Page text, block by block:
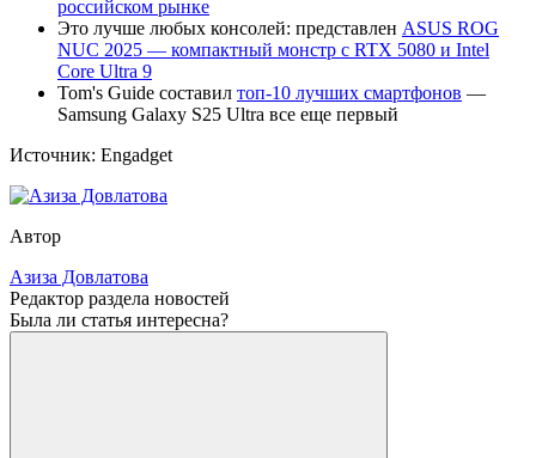
российском рынке
Это лучше любых консолей: представлен ASUS ROG
NUC 2025 — компактный монстр с RTX 5080 и Intel
Core Ultra 9
Tom's Guide составил топ-10 лучших смартфонов —
Samsung Galaxy S25 Ultra все еще первый
Источник: Engadget
Автор
Азиза Довлатова
Редактор раздела новостей
Была ли статья интересна?